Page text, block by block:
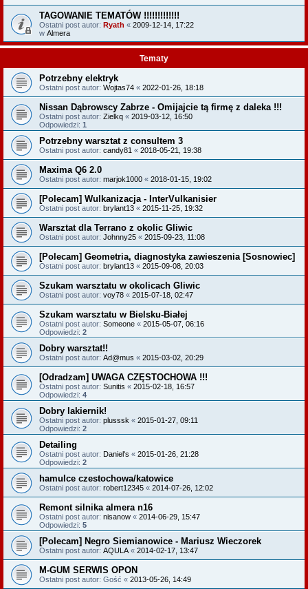
TAGOWANIE TEMATÓW !!!!!!!!!!!!!
Ostatni post autor: Ryath « 2009-12-14, 17:22
w Almera
Tematy
Potrzebny elektryk
Ostatni post autor: Wojtas74 « 2022-01-26, 18:18
Nissan Dąbrowscy Zabrze - Omijajcie tą firmę z daleka !!!
Ostatni post autor: Zielkq « 2019-03-12, 16:50
Odpowiedzi: 1
Potrzebny warsztat z consultem 3
Ostatni post autor: candy81 « 2018-05-21, 19:38
Maxima Q6 2.0
Ostatni post autor: marjok1000 « 2018-01-15, 19:02
[Polecam] Wulkanizacja - InterVulkanisier
Ostatni post autor: brylant13 « 2015-11-25, 19:32
Warsztat dla Terrano z okolic Gliwic
Ostatni post autor: Johnny25 « 2015-09-23, 11:08
[Polecam] Geometria, diagnostyka zawieszenia [Sosnowiec]
Ostatni post autor: brylant13 « 2015-09-08, 20:03
Szukam warsztatu w okolicach Gliwic
Ostatni post autor: voy78 « 2015-07-18, 02:47
Szukam warsztatu w Bielsku-Białej
Ostatni post autor: Someone « 2015-05-07, 06:16
Odpowiedzi: 2
Dobry warsztat!!
Ostatni post autor: Ad@mus « 2015-03-02, 20:29
[Odradzam] UWAGA CZĘSTOCHOWA !!!
Ostatni post autor: Sunitis « 2015-02-18, 16:57
Odpowiedzi: 4
Dobry lakiernik!
Ostatni post autor: plusssk « 2015-01-27, 09:11
Odpowiedzi: 2
Detailing
Ostatni post autor: Daniel's « 2015-01-26, 21:28
Odpowiedzi: 2
hamulce czestochowa/katowice
Ostatni post autor: robert12345 « 2014-07-26, 12:02
Remont silnika almera n16
Ostatni post autor: nisanow « 2014-06-29, 15:47
Odpowiedzi: 5
[Polecam] Negro Siemianowice - Mariusz Wieczorek
Ostatni post autor: AQULA « 2014-02-17, 13:47
M-GUM SERWIS OPON
Ostatni post autor: Gość « 2013-05-26, 14:49